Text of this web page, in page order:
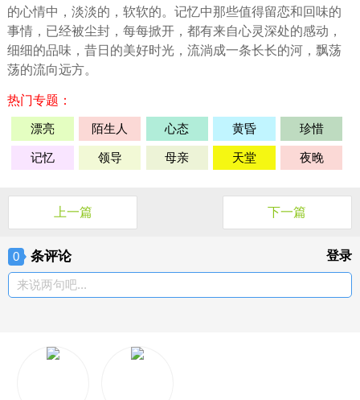
的心情中，淡淡的，软软的。记忆中那些值得留恋和回味的
事情，已经被尘封，每每掀开，都有来自心灵深处的感动，
细细的品味，昔日的美好时光，流淌成一条长长的河，飘荡
荡的流向远方。
热门专题：
漂亮 陌生人 心态 黄昏 珍惜
记忆 领导 母亲 天堂 夜晚
上一篇 下一篇
0 条评论 登录
来说两句吧...